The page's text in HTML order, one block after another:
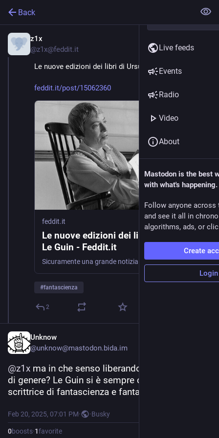
Back
z1x
@z1x@feddit.it
Le nuove edizioni dei libri di Ursula K. Le Guin
feddit.it/post/15062360
feddit.it
Le nuove edizioni dei libri di Ursula K.
Le Guin - Feddit.it
Sicuramente una grande notizia per chi ama Ursula K. LeGuin, l’Ecumene, la sua visione della fantascienza…
#fantascienza
2
Unknow
@unknow@mastodon.bida.im
@z1x ma in che senso liberandola dell'etichetta
di genere? Le Guin si è sempre considerata una
scrittrice di fantascienza e fantasy.
Feb 20, 2025, 07:01 PM· ·Busky
0boosts·1favorite
Live feeds
Events
Radio
Video
About
Mastodon is the best
with what's happening.
Follow anyone across
and see it all in
algorithms, ads, or
Create
Login